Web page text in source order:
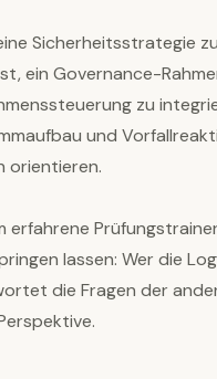
Sicherheitsstrategie
ein Governance-
zu
und
orientieren.
erfahrene
lassen: Wer die
die Fragen der